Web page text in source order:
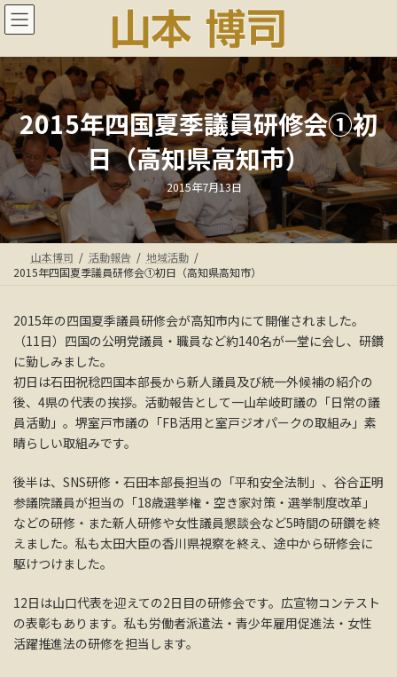
コ
ン
ン
ツ
へ
ス
キ
ッ
プ
ナ
ビ
ー
シ
ョ
ン
に
移
動
2015年四国夏季議員研修会①初
日（高知県高知市）
最
終
更
新
日
時
:
2015年7月13日
山本博司 活動報告
地域活動
2015年四国夏季議員研修会①初日（高知県高知市）
2015年の四国夏季議員研修会が高知市内にて開催されました。
（11日）四国の公明党議員・職員など約140名が一堂に会し、研鑽
に勤しみました。
初日は石田祝稔四国本部長から新人議員及び統一外候補の紹介の
後、4県の代表の挨拶。活動報告として一山牟岐町議の「日常の議
員活動」。堺室戸市議の「FB活用と室戸ジオパークの取組み」素
晴らしい取組みです。
後半は、SNS研修・石田本部長担当の「平和安全法制」、谷合正明
参議院議員が担当の「18歳選挙権・空き家対策・選挙制度改革」
などの研修・また新人研修や女性議員懇談会など5時間の研鑽を終
えました。私も太田大臣の香川県視察を終え、途中から研修会に
駆けつけました。
12日は山口代表を迎えての2日目の研修会です。広宣物コンテスト
の表彰もあります。私も労働者派遣法・青少年雇用促進法・女性
活躍推進法の研修を担当します。